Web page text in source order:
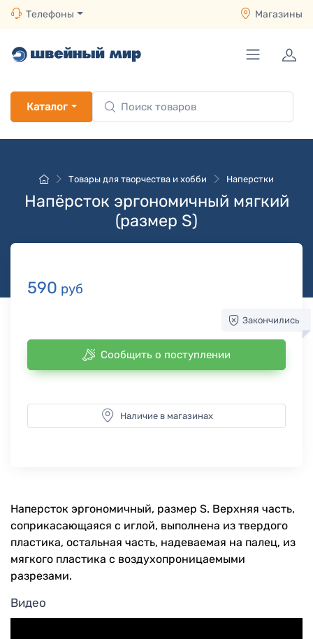
Телефоны Магазины
Каталог
Товары для творчества и хобби Наперстки
Напёрсток эргономичный мягкий
(размер S)
590 руб
Закончились
Сообщить о поступлении
Наличие в магазинах
Наперсток эргономичный, размер S. Верхняя часть,
соприкасающаяся с иглой, выполнена из твердого
пластика, остальная часть, надеваемая на палец, из
мягкого пластика с воздухопроницаемыми
разрезами.
Видео